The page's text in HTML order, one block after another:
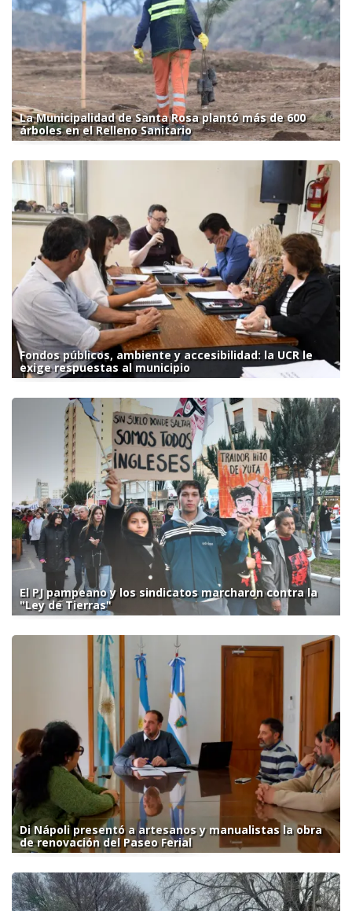
La Municipalidad de Santa Rosa plantó más de 600
árboles en el Relleno Sanitario
Fondos públicos, ambiente y accesibilidad: la UCR le
exige respuestas al municipio
El PJ pampeano y los sindicatos marcharon contra la
"Ley de Tierras"
Di Nápoli presentó a artesanos y manualistas la obra
de renovación del Paseo Ferial